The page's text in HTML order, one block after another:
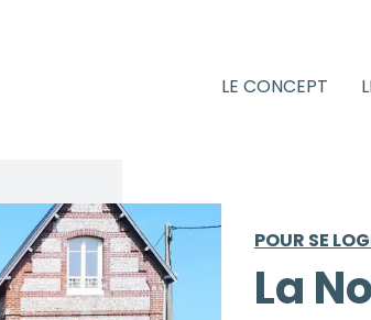
LE CONCEPT
POUR SE
La